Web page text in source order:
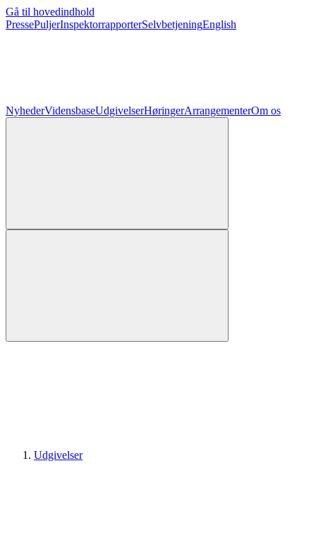
Gå til hovedindhold
PressePuljerInspektorrapporterSelvbetjeningEnglish
NyhederVidensbaseUdgivelserHøringerArrangementerOm os
Udgivelser